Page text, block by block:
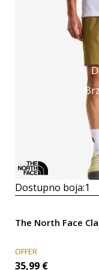
Dostupno boja:1
The North Face
OFFER
35,99 €